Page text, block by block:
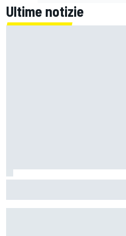
Ultime notizie